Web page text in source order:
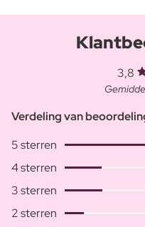
3,8
Verdeling van
5 sterren
4 sterren
3 sterren
2 sterren